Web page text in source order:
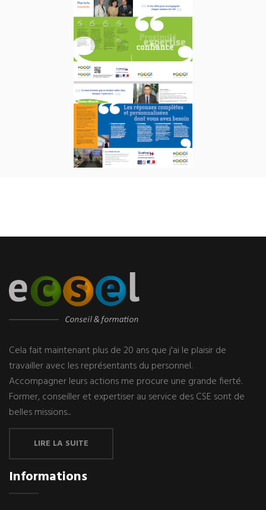
Cela fait maintenant plus de 20 ans que j'ai le plaisir de
travailler avec les représentants du personnel.
Accompagner leurs actions me procure une grande fierté.
Former, conseiller et expertiser au service des CSE sont de
belles missions...
LIRE LA SUITE
Informations